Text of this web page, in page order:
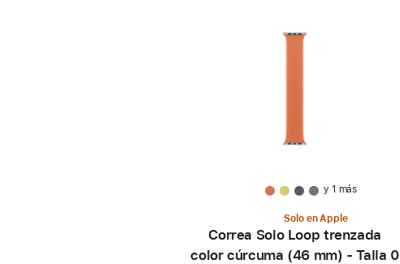
y 1 más
Solo en Apple
Correa Solo Loop trenzada
color cúrcuma (46 mm) - Talla 0